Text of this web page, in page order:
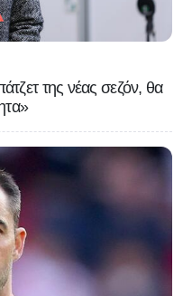
της νέας σεζόν, θα